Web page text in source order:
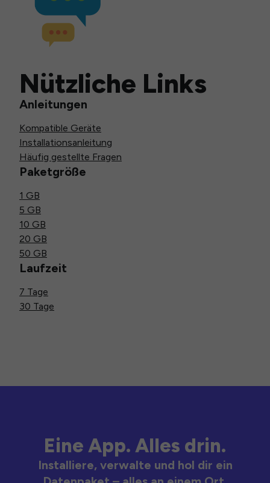
Nützliche Links
Anleitungen
Kompatible Geräte
Installationsanleitung
Häufig gestellte Fragen
Paketgröße
1 GB
5 GB
10 GB
20 GB
50 GB
Laufzeit
7 Tage
30 Tage
Eine App. Alles drin.
Installiere, verwalte und hol dir ein